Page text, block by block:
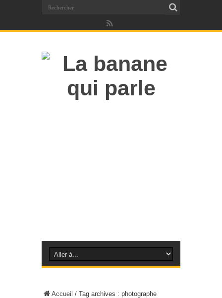
Accueil / Tag archives : photographe